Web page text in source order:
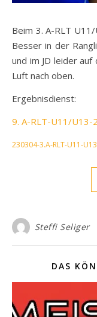
Beim 3. A-RLT
Besser in der
und im JD leider
Luft nach oben.
Ergebnisdienst:
9. A-RLT-U11/U13-
230304-3.A-RLT-U11-
Steffi Seliger
DAS